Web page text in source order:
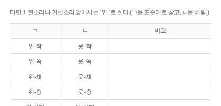
다만 1. 된소리나 거센소리 앞에서는 ‘위-’로 한다.(ㄱ을 표준어로 삼고, ㄴ을 버림.)
ㄱ ㄴ 비고
위-짝 웃-짝
위-쪽 웃-쪽
위-채 웃-채
위-층 웃-층